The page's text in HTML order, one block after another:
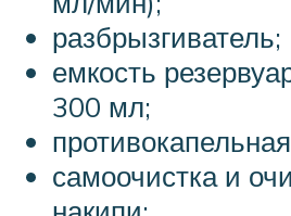
разбрызгиватель;
емкость
300 мл;
самоочистка и